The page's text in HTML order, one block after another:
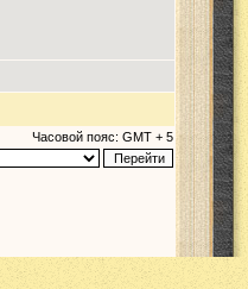
Часовой пояс: GMT + 5